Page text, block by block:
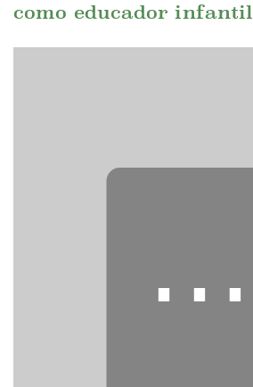
como educador infantil
⋯